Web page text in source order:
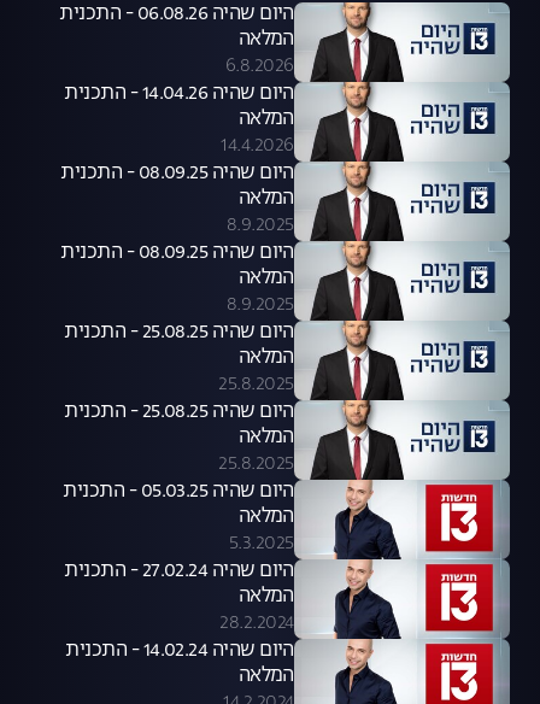
היום שהיה 06.08.26 - התכנית
המלאה
6.8.2026
היום שהיה 14.04.26 - התכנית
המלאה
14.4.2026
היום שהיה 08.09.25 - התכנית
המלאה
8.9.2025
היום שהיה 08.09.25 - התכנית
המלאה
8.9.2025
היום שהיה 25.08.25 - התכנית
המלאה
25.8.2025
היום שהיה 25.08.25 - התכנית
המלאה
25.8.2025
היום שהיה 05.03.25 - התכנית
המלאה
5.3.2025
היום שהיה 27.02.24 - התכנית
המלאה
28.2.2024
היום שהיה 14.02.24 - התכנית
המלאה